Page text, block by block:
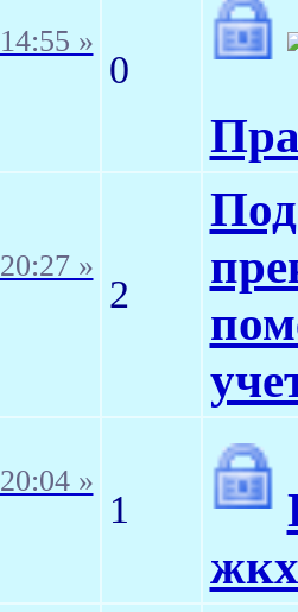
14:55 »
0
20:27 »
2
20:04 »
1
жкх